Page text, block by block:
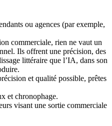
ou agences (par exemple,
commerciale, rien ne vaut un
Ils offrent une précision, des
littéraire que l’IA, dans son
et qualité possible, prêtes
et chronophage.
visant une sortie commerciale